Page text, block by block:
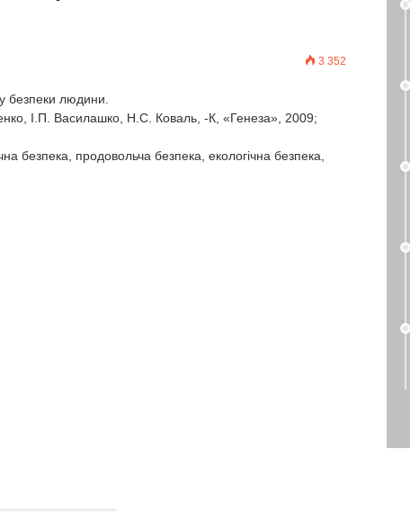
3 352
безпеки людини.
І.П. Василашко, Н.С. Коваль, -К, «Генеза», 2009;
безпека, продовольча безпека, екологічна безпека,